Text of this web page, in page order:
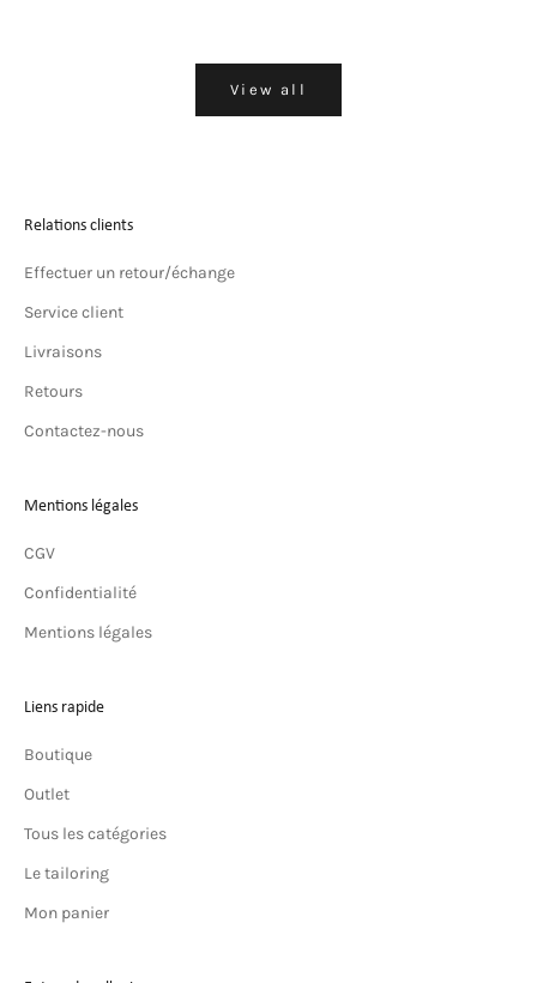
View all
Relations clients
Effectuer un retour/échange
Service client
Livraisons
Retours
Contactez-nous
Mentions légales
CGV
Confidentialité
Mentions légales
Liens rapide
Boutique
Outlet
Tous les catégories
Le tailoring
Mon panier